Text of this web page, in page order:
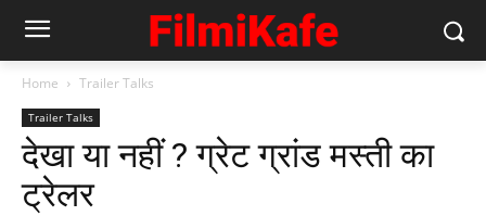
Home Trailer Talks
Trailer Talks
देखा या नहीं ? ग्रेट ग्रांड मस्‍ती का
ट्रेलर